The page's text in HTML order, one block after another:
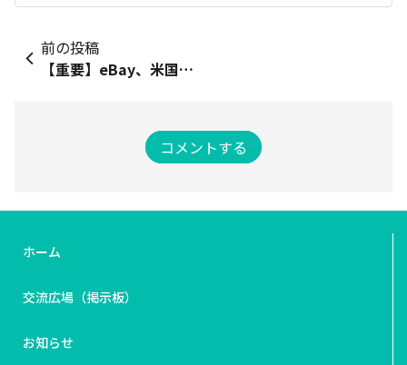
前の投稿
【重要】eBay、米国向け発送にDDP方式を義務化（2025年10月17日より）
コメントする
ホーム
交流広場（掲示板）
お知らせ